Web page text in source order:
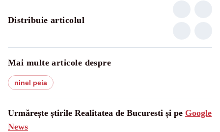
Distribuie articolul
Mai multe articole despre
ninel peia
Urmărește știrile Realitatea de Bucuresti și pe Google
News